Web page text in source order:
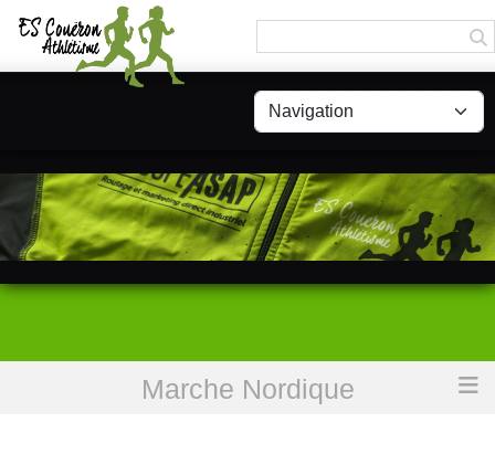
Marche Nordique
Marche Nordique
Panneau de gestion des cookies